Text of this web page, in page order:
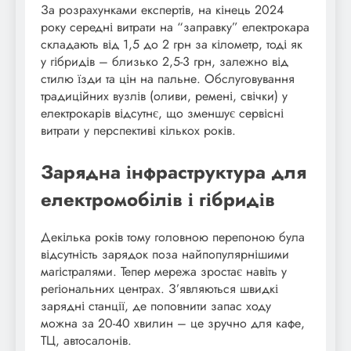
За розрахунками експертів, на кінець 2024
року середні витрати на “заправку” електрокара
складають від 1,5 до 2 грн за кілометр, тоді як
у гібридів – близько 2,5-3 грн, залежно від
стилю їзди та цін на пальне. Обслуговування
традиційних вузлів (оливи, ремені, свічки) у
електрокарів відсутнє, що зменшує сервісні
витрати у перспективі кількох років.
Зарядна інфраструктура для
електромобілів і гібридів
Декілька років тому головною перепоною була
відсутність зарядок поза найпопулярнішими
магістралями. Тепер мережа зростає навіть у
регіональних центрах. З’являються швидкі
зарядні станції, де поповнити запас ходу
можна за 20-40 хвилин – це зручно для кафе,
ТЦ, автосалонів.